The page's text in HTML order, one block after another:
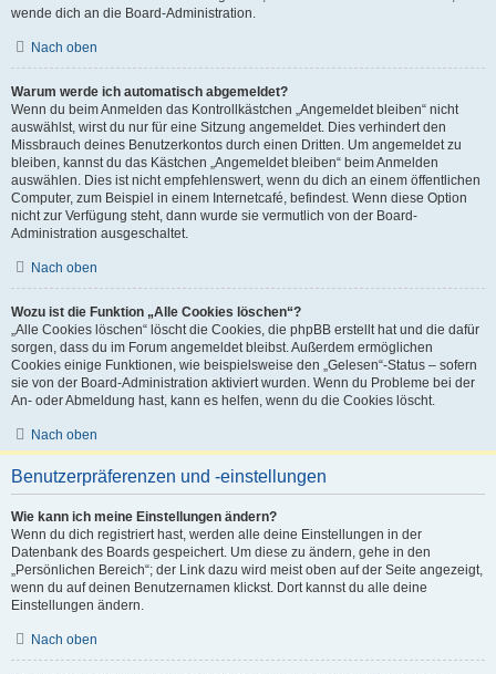
wende dich an die Board-Administration.
Nach oben
Warum werde ich automatisch abgemeldet?
Wenn du beim Anmelden das Kontrollkästchen „Angemeldet bleiben“ nicht
auswählst, wirst du nur für eine Sitzung angemeldet. Dies verhindert den
Missbrauch deines Benutzerkontos durch einen Dritten. Um angemeldet zu
bleiben, kannst du das Kästchen „Angemeldet bleiben“ beim Anmelden
auswählen. Dies ist nicht empfehlenswert, wenn du dich an einem öffentlichen
Computer, zum Beispiel in einem Internetcafé, befindest. Wenn diese Option
nicht zur Verfügung steht, dann wurde sie vermutlich von der Board-
Administration ausgeschaltet.
Nach oben
Wozu ist die Funktion „Alle Cookies löschen“?
„Alle Cookies löschen“ löscht die Cookies, die phpBB erstellt hat und die dafür
sorgen, dass du im Forum angemeldet bleibst. Außerdem ermöglichen
Cookies einige Funktionen, wie beispielsweise den „Gelesen“-Status – sofern
sie von der Board-Administration aktiviert wurden. Wenn du Probleme bei der
An- oder Abmeldung hast, kann es helfen, wenn du die Cookies löscht.
Nach oben
Benutzerpräferenzen und -einstellungen
Wie kann ich meine Einstellungen ändern?
Wenn du dich registriert hast, werden alle deine Einstellungen in der
Datenbank des Boards gespeichert. Um diese zu ändern, gehe in den
„Persönlichen Bereich“; der Link dazu wird meist oben auf der Seite angezeigt,
wenn du auf deinen Benutzernamen klickst. Dort kannst du alle deine
Einstellungen ändern.
Nach oben